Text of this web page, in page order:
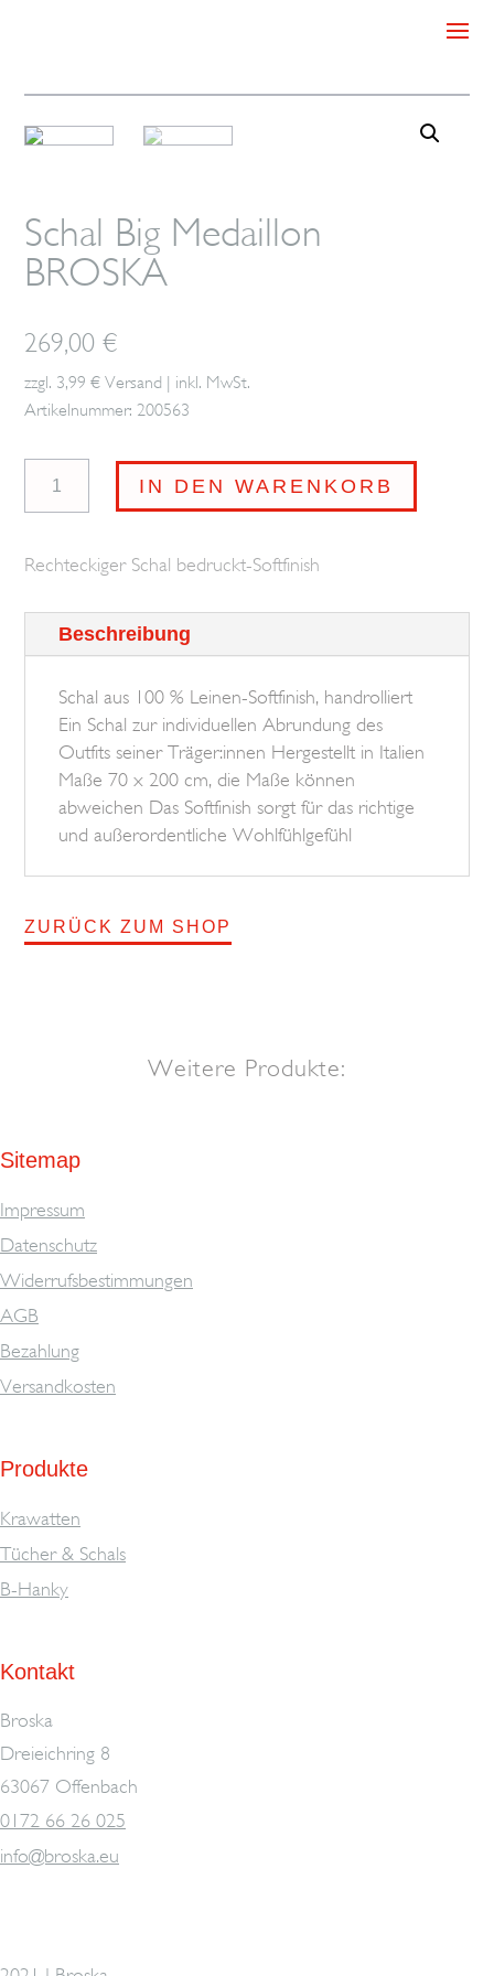
Schal Big Medaillon
BROSKA
269,00€
zzgl. 3,99 € Versand | inkl. MwSt.
Artikelnummer: 200563
BROSKA
IN DEN WARENKORB
Rechteckiger Schal bedruckt-Softfinish
Beschreibung
Schal aus 100 % Leinen-Softfinish, handrolliert
Ein Schal zur individuellen Abrundung des
Outfits seiner Träger:innen Hergestellt in Italien
Maße 70 x 200 cm, die Maße können
abweichen Das Softfinish sorgt für das richtige
und außerordentliche Wohlfühlgefühl
ZURÜCK ZUM SHOP
Weitere Produkte:
Sitemap
Impressum
Datenschutz
Widerrufsbestimmungen
AGB
Bezahlung
Versandkosten
Produkte
Krawatten
Tücher & Schals
B-Hanky
Kontakt
Broska
Dreieichring 8
63067 Offenbach
0172 66 26 025
info@broska.eu